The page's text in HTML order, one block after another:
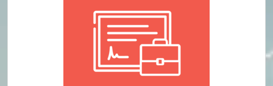
образования Иркутской области, на котором были
рассмотрены аттестационные материалы
педагогических работников организаций,
осуществляющих образовательную деятельность
на территории Иркутской области, принято